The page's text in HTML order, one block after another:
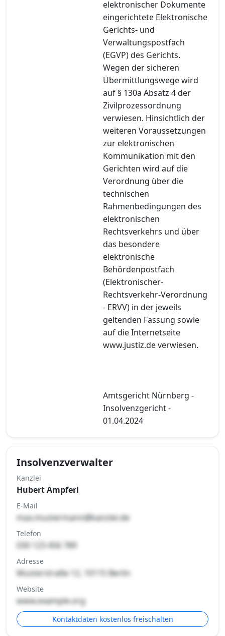
elektronischer Dokumente
eingerichtete Elektronische
Gerichts- und
Verwaltungspostfach
(EGVP) des Gerichts.
Wegen der sicheren
Übermittlungswege wird
auf § 130a Absatz 4 der
Zivilprozessordnung
verwiesen. Hinsichtlich der
weiteren Voraussetzungen
zur elektronischen
Kommunikation mit den
Gerichten wird auf die
Verordnung über die
technischen
Rahmenbedingungen des
elektronischen
Rechtsverkehrs und über
das besondere
elektronische
Behördenpostfach
(Elektronischer-
Rechtsverkehr-Verordnung
- ERVV) in der jeweils
geltenden Fassung sowie
auf die Internetseite
www.justiz.de verwiesen.
Amtsgericht Nürnberg -
Insolvenzgericht -
01.04.2024
Insolvenzverwalter
Kanzlei
Hubert Ampferl
E-Mail
max.mustermann@kanzlei.de
Telefon
030 123 456 789
Adresse
Musterstraße 12, 10115 Berlin
Website
www.example.org
Kontaktdaten kostenlos freischalten